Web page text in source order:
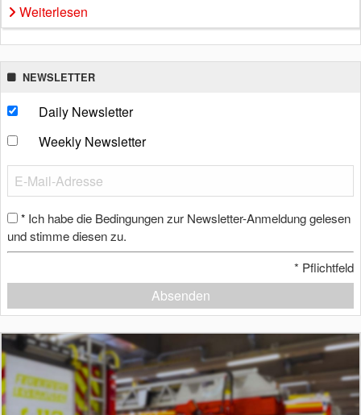
Weiterlesen
NEWSLETTER
Daily Newsletter
Weekly Newsletter
* Ich habe die Bedingungen zur Newsletter-Anmeldung gelesen
und stimme diesen zu.
* Pflichtfeld
Absenden